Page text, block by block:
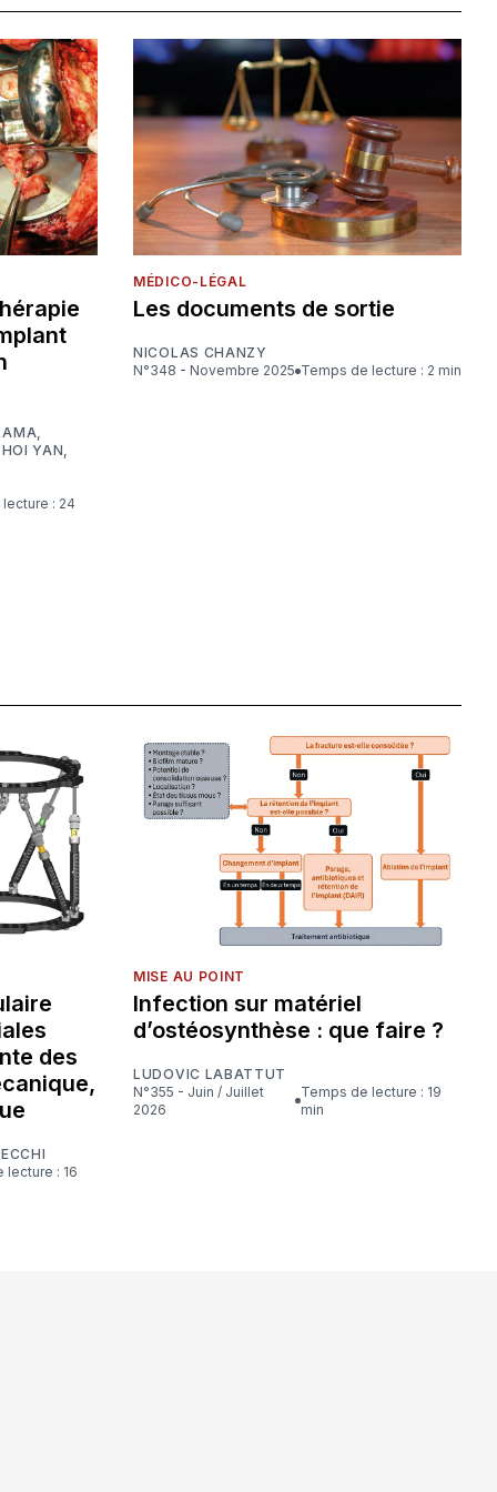
,
YAN,
MÉDICO-LÉGAL
Les documents de sortie
NICOLAS CHANZY
N°348 - Novembre 2025
Temps de lecture : 2 min
des
MISE AU POINT
Infection sur matériel
d’ostéosynthèse : que faire ?
LUDOVIC LABATTUT
N°355 - Juin / Juillet
2026
Temps de lecture : 19
min